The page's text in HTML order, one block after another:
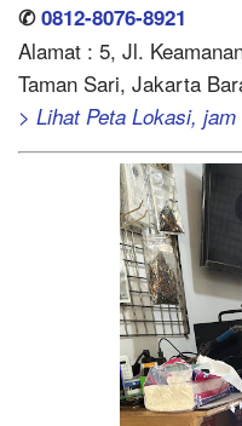
✆0812-8076-8921
Alamat : 5, Jl.
Taman Sari, Jakarta
> Lihat Peta Lokasi,